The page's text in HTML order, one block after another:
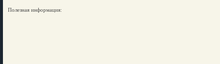
Полезная информация: